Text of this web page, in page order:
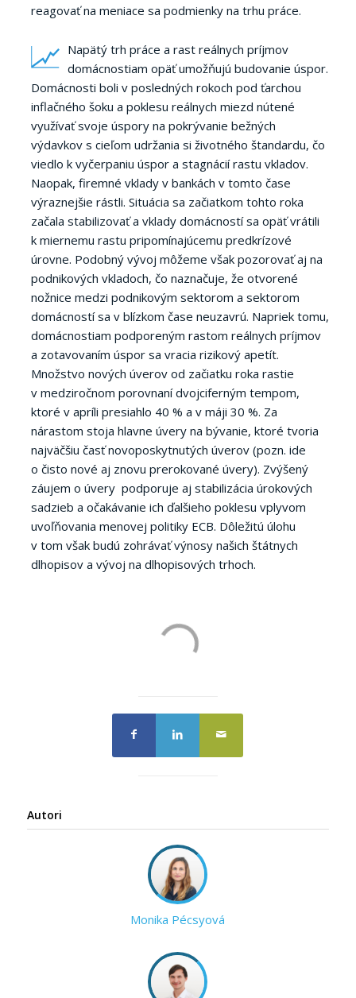
reagovať na meniace sa podmienky na trhu práce.
Napätý trh práce a rast reálnych príjmov
domácnostiam opäť umožňujú budovanie úspor.
Domácnosti boli v posledných rokoch pod ťarchou
inflačného šoku a poklesu reálnych miezd nútené
využívať svoje úspory na pokrývanie bežných
výdavkov s cieľom udržania si životného štandardu, čo
viedlo k vyčerpaniu úspor a stagnácií rastu vkladov.
Naopak, firemné vklady v bankách v tomto čase
výraznejšie rástli. Situácia sa začiatkom tohto roka
začala stabilizovať a vklady domácností sa opäť vrátili
k miernemu rastu pripomínajúcemu predkrízové
úrovne. Podobný vývoj môžeme však pozorovať aj na
podnikových vkladoch, čo naznačuje, že otvorené
nožnice medzi podnikovým sektorom a sektorom
domácností sa v blízkom čase neuzavrú. Napriek tomu,
domácnostiam podporeným rastom reálnych príjmov
a zotavovaním úspor sa vracia rizikový apetít.
Množstvo nových úverov od začiatku roka rastie
v medziročnom porovnaní dvojciferným tempom,
ktoré v apríli presiahlo 40 % a v máji 30 %. Za
nárastom stoja hlavne úvery na bývanie, ktoré tvoria
najväčšiu časť novoposkytnutých úverov (pozn. ide
o čisto nové aj znovu prerokované úvery). Zvýšený
záujem o úvery podporuje aj stabilizácia úrokových
sadzieb a očakávanie ich ďalšieho poklesu vplyvom
uvoľňovania menovej politiky ECB. Dôležitú úlohu
v tom však budú zohrávať výnosy našich štátnych
dlhopisov a vývoj na dlhopisových trhoch.
Autori
Monika Pécsyová